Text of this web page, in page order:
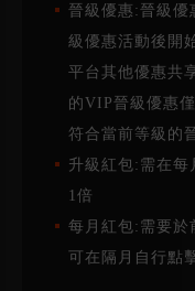
晉級優惠:晉級
級優惠活動後開
平台其他優惠共
的VIP晉級優惠
符合當前等級的
升級紅包:需在每
1倍
每月紅包:需要於
可在隔月自行點
【會員權益公告】